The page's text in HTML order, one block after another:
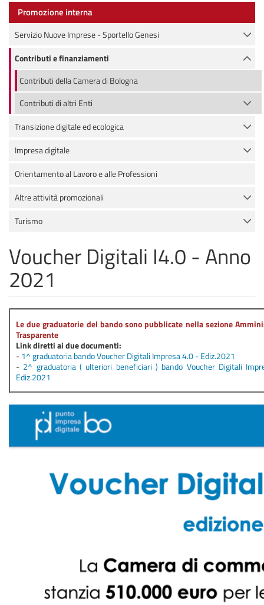
Promozione interna
Servizio Nuove Imprese - Sportello Genesi
Contributi e finanziamenti
Contributi della Camera di Bologna
Contributi di altri Enti
Transizione digitale ed ecologica
Impresa digitale
Orientamento al Lavoro e alle Professioni
Altre attività promozionali
Turismo
Voucher Digitali I4.0 - Anno
2021
Le due graduatorie del bando sono pubblicate nella sezione
Trasparente
Link diretti ai due documenti:
-1^ graduatoria bando Voucher Digitali Impresa 4.0 - Ediz.2021
- 2^ graduatoria ( ulteriori beneficiari ) bando Voucher Digitali
Ediz.2021